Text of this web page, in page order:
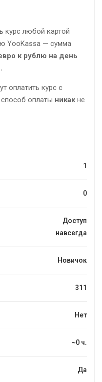
курс любой картой
YooKassa — сумма
к рублю на день
оплатить курс с
способ оплаты никакне
1
0
Доступ
навсегда
Новичок
311
Нет
~0 ч.
Да